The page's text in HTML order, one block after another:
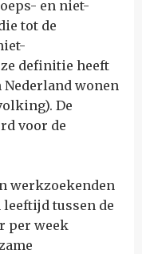
en niet-
tot de
definitie heeft
wonen
De
voor de
werkzoekenden
leeftijd tussen de
per week